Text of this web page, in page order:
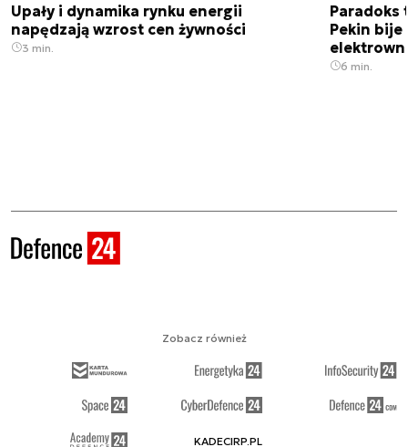
Upały i dynamika rynku energii
napędzają wzrost cen żywności
3 min.
Paradoks
Pekin bije
6 min.
Zobacz również
KADECIRP.PL